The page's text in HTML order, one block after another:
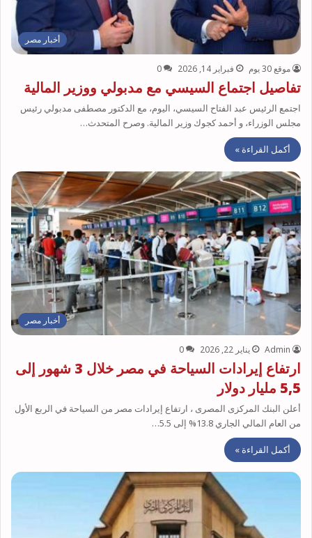
أخبار مصر
موقع 30 يوم فبراير 14, 2026 0
تفاصيل اجتماع السيسي مع مدبولي ووزير المالية
اجتمع الرئيس عبد الفتاح السيسي، اليوم، مع الدكتور مصطفى مدبولي رئيس
مجلس الوزراء، و أحمد كجوك وزير المالية. وصرح المتحدث…
أكمل القراءة »
أخبار مصر
Admin يناير 22, 2026 0
ارتفاع إيرادات السياحة في مصر خلال 3 شهور إلى
5,5 مليار دولار
أعلن البنك المركزى المصرى ، ارتفاع إيرادات مصر من السياحة في الربع الأول
من العام المالي الجاري 13.8% إلى 5.5…
أكمل القراءة »